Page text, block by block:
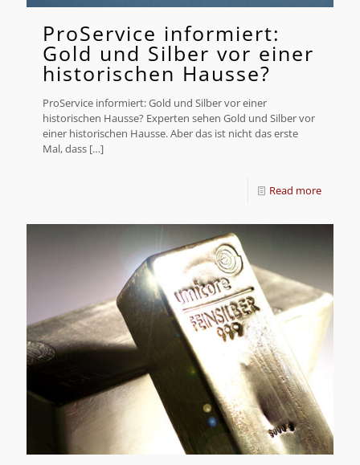
ProService informiert:
Gold und Silber vor einer
historischen Hausse?
ProService informiert: Gold und Silber vor einer
historischen Hausse? Experten sehen Gold und Silber vor
einer historischen Hausse. Aber das ist nicht das erste
Mal, dass […]
Read more